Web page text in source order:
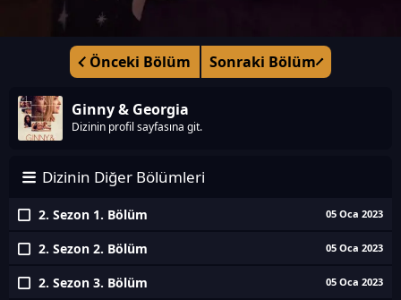
Önceki Bölüm Sonraki Bölüm
Ginny & Georgia
Dizinin profil sayfasına git.
Dizinin Diğer Bölümleri
2. Sezon 1. Bölüm 05 Oca 2023
2. Sezon 2. Bölüm 05 Oca 2023
2. Sezon 3. Bölüm 05 Oca 2023